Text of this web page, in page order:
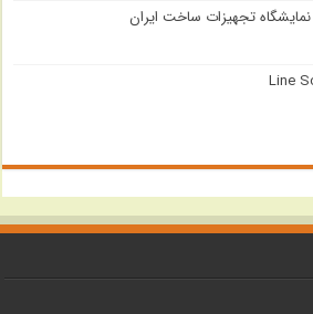
تجهیزات ساخت ایران
Line